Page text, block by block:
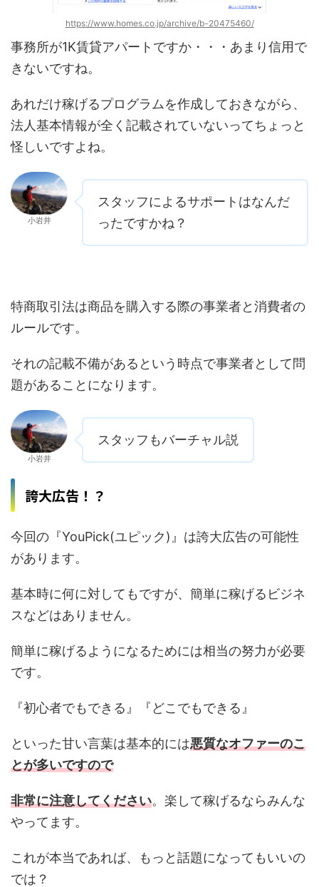
https://www.homes.co.jp/archive/b-20475460/
事務所が1K賃貸アパートですか・・・あまり信用で
きないですね。
あれだけ稼げるプログラムを作成しておきながら、
法人基本情報が全く記載されていないってちょっと
怪しいですよね。
小岩井
スタッフによるサポートはなんだ
ったですかね？
特商取引法は商品を購入する際の事業者と消費者の
ルールです。
それの記載不備があるという時点で事業者として問
題があることになります。
小岩井
スタッフもバーチャル説
誇大広告！？
今回の『YouPick(ユピック)』は誇大広告の可能性
があります。
基本時に何に対してもですが、簡単に稼げるビジネ
スなどはありません。
簡単に稼げるようになるためには相当の努力が必要
です。
『初心者でもできる』『どこでもできる』
といった甘い言葉は基本的には悪質なオファーのこ
とが多いですので
非常に注意してください。楽して稼げるならみんな
やってます。
これが本当であれば、もっと話題になってもいいの
では？